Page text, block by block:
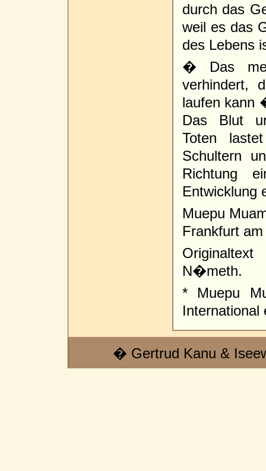
durch das
weil es das
des Lebens
� Das
verhindert,
laufen kann
Das Blut
Toten
Schultern
Richtung
Entwicklung
Muepu
Frankfurt
N�meth.
* Muepu
International
� Gertrud Kanu &